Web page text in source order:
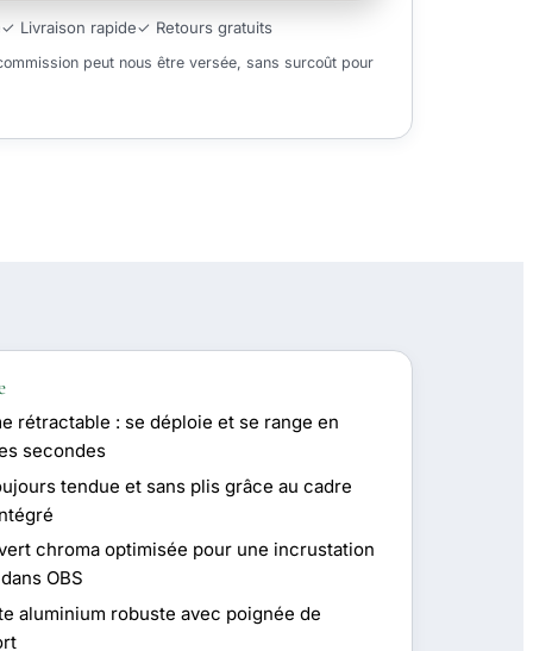
✓ Livraison rapide✓ Retours gratuits
peut nous être versée, sans surcoût pour
rétractable : se déploie et se range en
secondes
tendue et sans plis grâce au cadre
chroma optimisée pour une incrustation
OBS
aluminium robuste avec poignée de